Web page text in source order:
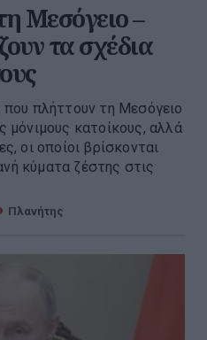
Μεσόγειο –
τα σχέδια
που πλήττουν τη Μεσόγειο
μόνιμους κατοίκους, αλλά
οι οποίοι βρίσκονται
κύματα ζέστης στις
Πλανήτης